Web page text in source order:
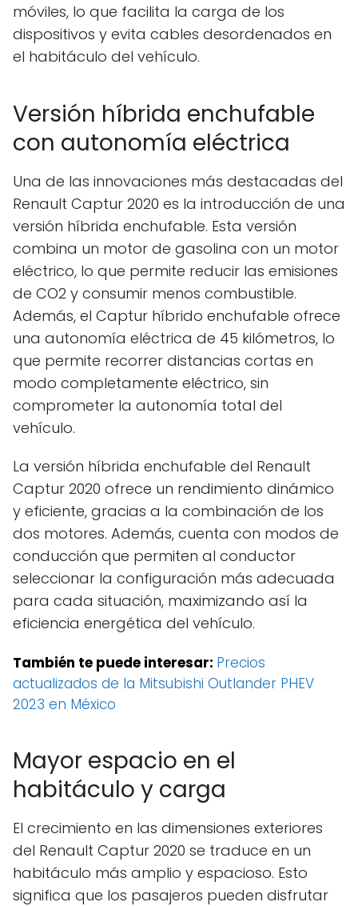
móviles, lo que facilita la carga de los
dispositivos y evita cables desordenados en
el habitáculo del vehículo.
Versión híbrida enchufable
con autonomía eléctrica
Una de las innovaciones más destacadas del
Renault Captur 2020 es la introducción de una
versión híbrida enchufable. Esta versión
combina un motor de gasolina con un motor
eléctrico, lo que permite reducir las emisiones
de CO2 y consumir menos combustible.
Además, el Captur híbrido enchufable ofrece
una autonomía eléctrica de 45 kilómetros, lo
que permite recorrer distancias cortas en
modo completamente eléctrico, sin
comprometer la autonomía total del
vehículo.
La versión híbrida enchufable del Renault
Captur 2020 ofrece un rendimiento dinámico
y eficiente, gracias a la combinación de los
dos motores. Además, cuenta con modos de
conducción que permiten al conductor
seleccionar la configuración más adecuada
para cada situación, maximizando así la
eficiencia energética del vehículo.
También te puede interesar: Precios
actualizados de la Mitsubishi Outlander PHEV
2023 en México
Mayor espacio en el
habitáculo y carga
El crecimiento en las dimensiones exteriores
del Renault Captur 2020 se traduce en un
habitáculo más amplio y espacioso. Esto
significa que los pasajeros pueden disfrutar